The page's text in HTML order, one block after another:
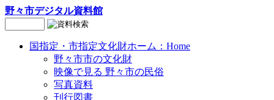
野々市デジタル資料館
国指定・市指定文化財ホーム：Home
野々市市の文化財
映像で見る 野々市の民俗
写真資料
刊行図書